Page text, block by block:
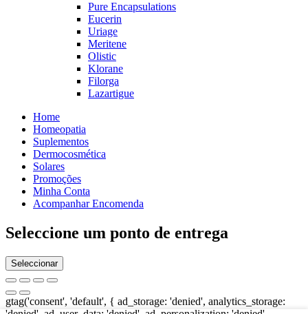
Pure Encapsulations
Eucerin
Uriage
Meritene
Olistic
Klorane
Filorga
Lazartigue
Home
Homeopatia
Suplementos
Dermocosmética
Solares
Promoções
Minha Conta
Acompanhar Encomenda
Seleccione um ponto de entrega
Seleccionar
gtag('consent', 'default', { ad_storage: 'denied', analytics_storage: